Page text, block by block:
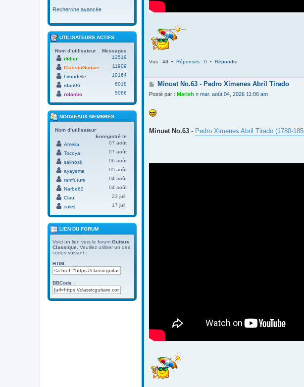
Vus : 48 • Réponses : 0 • Répondre
M
s
a
g
Minuet No.63 - Pedro Ximenes Abril Tirado
Posté par : Marieh » mar. août 04, 2026 11:06 am
Minuet No.63 - Pedro Ximenes Abril Tirado (1780-
Recherche avancée
UTILISATEURS ACTIFS
Nom d’utilisateur
Messages
didier
12519
ClassicGuitare
11909
hirondelle
10164
rdan06
6018
rolanbo
5086
NOUVEAUX MEMBRES
Nom d’utilisateur
Enregistré le
Amelia
07 août
Tocoya
07 août
salinosk
06 août
ayayema
05 août
ramfuture
04 août
Narbe62
04 août
Clau
23 juil.
soleil
17 juil.
LIEN DU FORUM
Voici un lien vers le forum Guitare
Classique . Veuillez utiliser un des
codes suivant :
HTML :
BBCode :